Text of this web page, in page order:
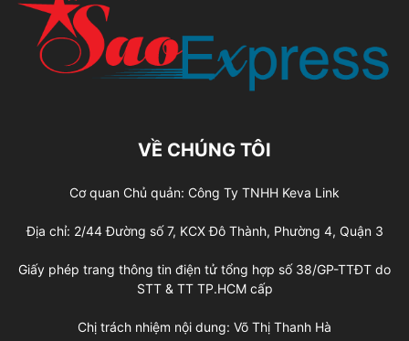
VỀ CHÚNG TÔI
Cơ quan Chủ quản: Công Ty TNHH Keva Link
Địa chỉ: 2/44 Đường số 7, KCX Đô Thành, Phường 4, Quận 3
Giấy phép trang thông tin điện tử tổng hợp số 38/GP-TTĐT do
STT & TT TP.HCM cấp
Chị trách nhiệm nội dung: Võ Thị Thanh Hà